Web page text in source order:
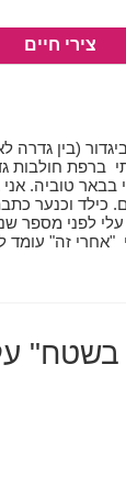
צירי חיים
במושב אביגדור
ברפת חולבות
בבאר טוביה.
כילד וכנער
לפני מספר
בשטח"